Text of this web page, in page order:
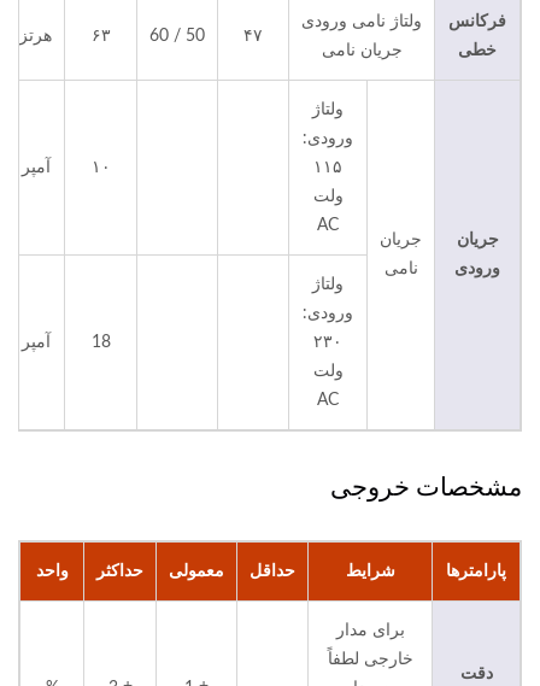
فرکانس
خطی
ولتاژ نامی ورودی
جریان نامی
۴۷ 50 / 60 ۶۳ هرتز
جریان
ورودی
جریان
نامی
ولتاژ
ورودی:
۱۱۵
ولت
AC
۱۰ آمپر
ولتاژ
ورودی:
۲۳۰
ولت
AC
18 آمپر
مشخصات خروجی
پارامترها شرایط حداقل معمولی حداکثر واحد
دقت
برای مدار
خارجی لطفاً